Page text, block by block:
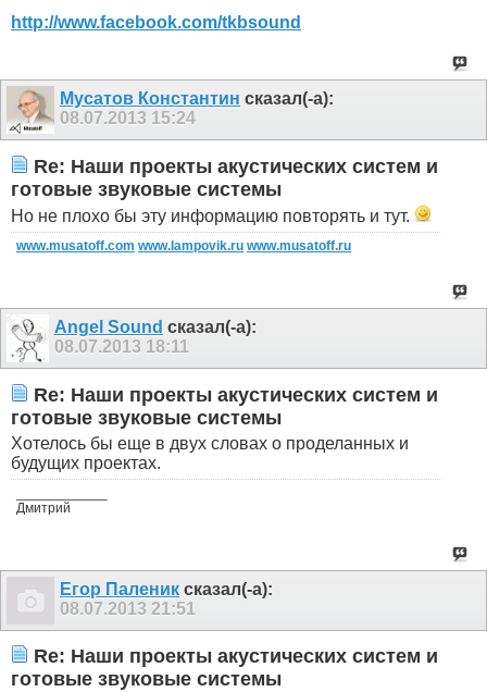
http://www.facebook.com/tkbsound
Мусатов Константин сказал(-а):
08.07.2013 15:24
Re: Наши проекты акустических систем и
готовые звуковые системы
Но не плохо бы эту информацию повторять и тут.
www.musatoff.com www.lampovik.ru www.musatoff.ru
Angel Sound сказал(-а):
08.07.2013 18:11
Re: Наши проекты акустических систем и
готовые звуковые системы
Хотелось бы еще в двух словах о проделанных и
будущих проектах.
Дмитрий
Егор Паленик сказал(-а):
08.07.2013 21:51
Re: Наши проекты акустических систем и
готовые звуковые системы